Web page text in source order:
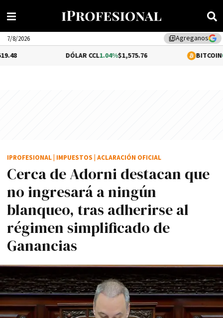
library_addAgreganos
7/8/2026
1.04%$1,575.76 0.29%
Cerca de Adorni destacan que
no ingresará a ningún
blanqueo, tras adherirse al
régimen simplificado de
Ganancias
IPROFESIONAL IMPUESTOS ACLARACIÓN OFICIAL